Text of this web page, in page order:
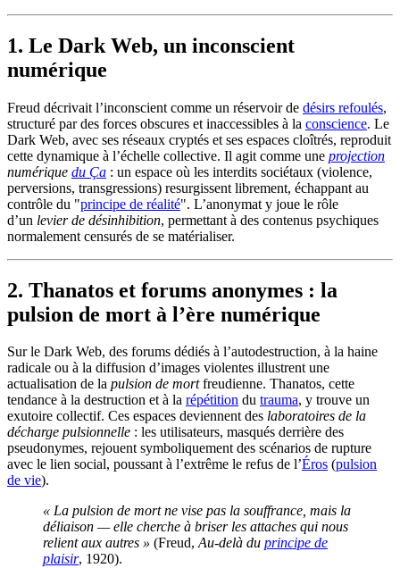
1. Le Dark Web, un inconscient
numérique
Freud décrivait l’inconscient comme un réservoir de désirs refoulés,
structuré par des forces obscures et inaccessibles à la conscience. Le
Dark Web, avec ses réseaux cryptés et ses espaces cloîtrés, reproduit
cette dynamique à l’échelle collective. Il agit comme une projection
numérique du Ça : un espace où les interdits sociétaux (violence,
perversions, transgressions) resurgissent librement, échappant au
contrôle du "principe de réalité". L’anonymat y joue le rôle
d’un levier de désinhibition, permettant à des contenus psychiques
normalement censurés de se matérialiser.
2. Thanatos et forums anonymes : la
pulsion de mort à l’ère numérique
Sur le Dark Web, des forums dédiés à l’autodestruction, à la haine
radicale ou à la diffusion d’images violentes illustrent une
actualisation de la pulsion de mortfreudienne. Thanatos, cette
tendance à la destruction et à la répétition du trauma, y trouve un
exutoire collectif. Ces espaces deviennent des laboratoires de la
décharge pulsionnelle : les utilisateurs, masqués derrière des
pseudonymes, rejouent symboliquement des scénarios de rupture
avec le lien social, poussant à l’extrême le refus de l’Éros (pulsion
de vie).
« La pulsion de mort ne vise pas la souffrance, mais la
déliaison — elle cherche à briser les attaches qui nous
relient aux autres » (Freud,Au-delà du principe de
plaisir, 1920).